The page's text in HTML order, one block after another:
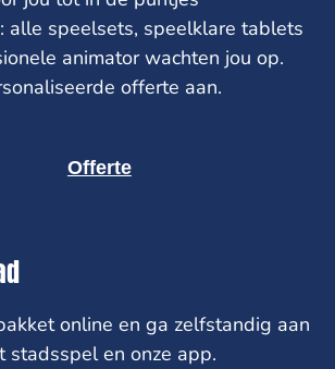
alle speelsets, speelklare tablets
animator wachten jou op.
offerte aan.
Offerte
online en ga zelfstandig aan
stadsspel en onze app.